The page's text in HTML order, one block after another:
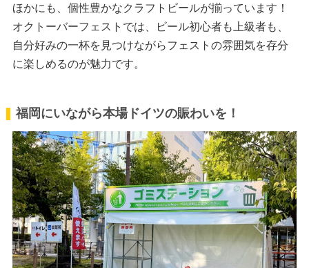
ほかにも、個性豊かなクラフトビールが揃っています！
オクトーバーフェストでは、ビール初心者も上級者も、
自分好みの一杯を見つけながらフェストの雰囲気を存分
に楽しめるのが魅力です。
福岡にいながら本場ドイツの賑わいを！